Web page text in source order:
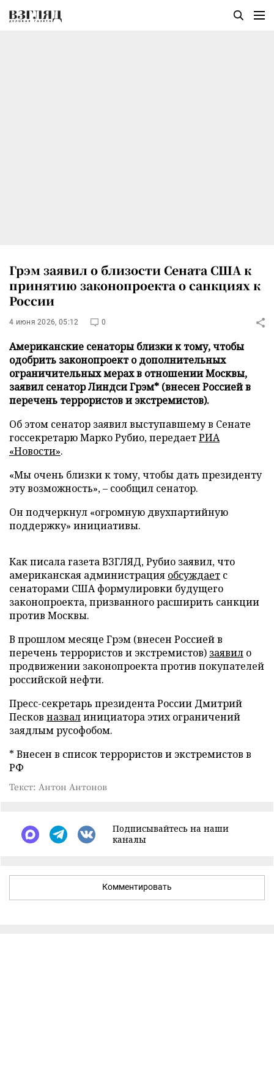
Грэм заявил о близости Сената США к
принятию законопроекта о санкциях к
России
4 июня 2026, 05:12 0
Американские сенаторы близки к тому, чтобы
одобрить законопроект о дополнительных
ограничительных мерах в отношении Москвы,
заявил сенатор Линдси Грэм* (внесен Россией в
перечень террористов и экстремистов).
Об этом сенатор заявил выступавшему в Сенате
госсекретарю Марко Рубио, передаетРИА
«Новости».
«Мы очень близки к тому, чтобы дать президенту
эту возможность», – сообщил сенатор.
Он подчеркнул «огромную двухпартийную
поддержку» инициативы.
Как писала газета ВЗГЛЯД, Рубио заявил, что
американская администрация обсуждает с
сенаторами США формулировки будущего
законопроекта, призванного расширить санкции
против Москвы.
В прошлом месяце Грэм (внесен Россией в
перечень террористов и экстремистов) заявил о
продвижении законопроекта против покупателей
российской нефти.
Пресс-секретарь президента России Дмитрий
Песков назвалинициатора этих ограничений
заядлым русофобом.
* Внесен в список террористов и экстремистов в
РФ
Текст: Антон Антонов
Подписывайтесь на наши
каналы
Комментировать